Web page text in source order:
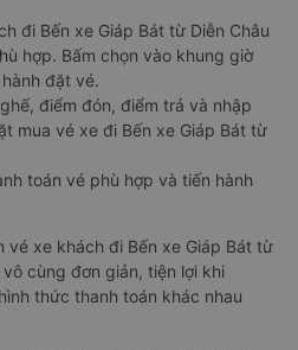
đi Bến xe Giáp Bát từ Diễn Châu
hợp. Bấm chọn vào khung giờ
đặt vé.
điểm đón, điểm trả và nhập
mua vé xe đi Bến xe Giáp Bát từ
toán vé phù hợp và tiến hành
vé xe khách đi Bến xe Giáp Bát từ
cùng đơn giản, tiện lợi khi
thức thanh toán khác nhau